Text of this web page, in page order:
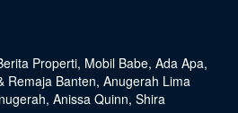
Properti, Mobil Babe, Ada Apa,
Remaja Banten, Anugerah Lima
, Anissa Quinn, Shira